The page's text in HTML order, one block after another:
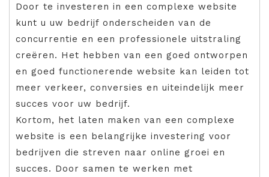
Door te investeren in een complexe website
kunt u uw bedrijf onderscheiden van de
concurrentie en een professionele uitstraling
creëren. Het hebben van een goed ontworpen
en goed functionerende website kan leiden tot
meer verkeer, conversies en uiteindelijk meer
succes voor uw bedrijf.
Kortom, het laten maken van een complexe
website is een belangrijke investering voor
bedrijven die streven naar online groei en
succes. Door samen te werken met